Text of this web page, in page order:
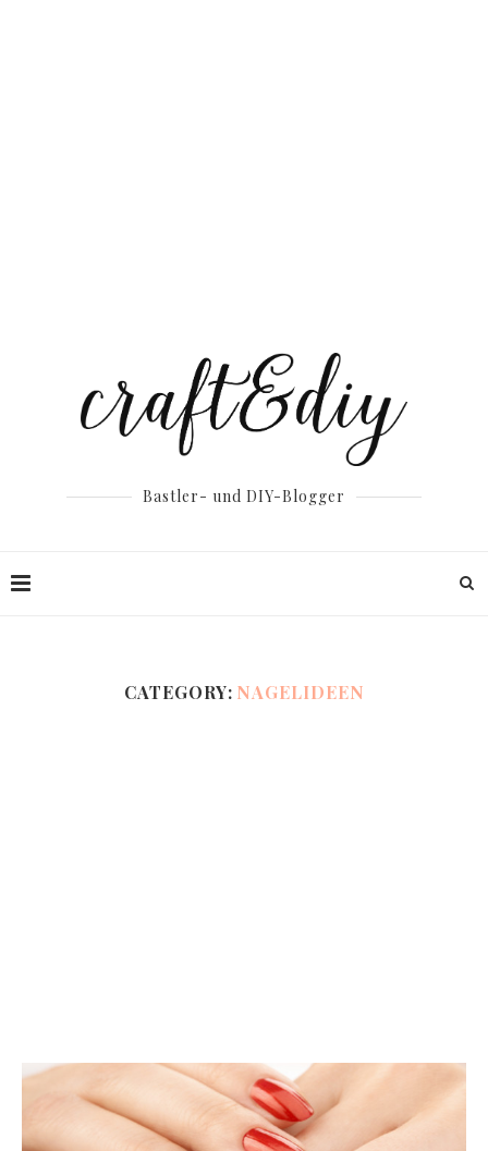
Bastler- und DIY-Blogger
CATEGORY: NAGELIDEEN